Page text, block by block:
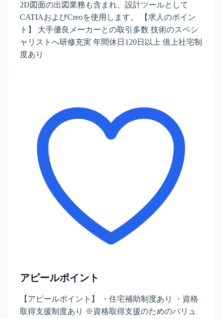
2D図面の出図業務も含まれ、設計ツールとして
CATIAおよびCreoを使用します。 【求人のポイン
ト】 大手優良メーカーとの取引多数 技術のスペシ
ャリストへ研修充実 年間休日120日以上 借上社宅制
度あり
アピールポイント
【アピールポイント】 ・住宅補助制度あり ・資格
取得支援制度あり ※資格取得支援のためのバリュ